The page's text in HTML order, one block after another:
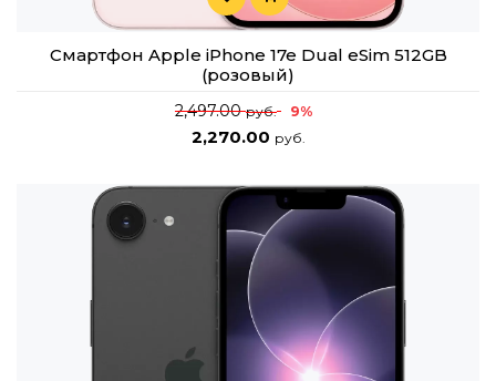
Смартфон Apple iPhone 17e Dual eSim 512GB
(розовый)
2,497.00руб. 9%
2,270.00 руб.